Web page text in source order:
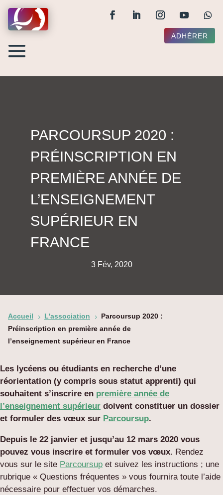
ADHÉRER
PARCOURSUP 2020 :
PRÉINSCRIPTION EN
PREMIÈRE ANNÉE DE
L’ENSEIGNEMENT
SUPÉRIEUR EN
FRANCE
3 Fév, 2020
Accueil 5 L'association 5
Parcoursup 2020 :
Préinscription en première année de
l’enseignement supérieur en France
Les lycéens ou étudiants en recherche d’une
réorientation (y compris sous statut apprenti) qui
souhaitent s’inscrire en première année de
l’enseignement supérieur doivent constituer un dossier
et formuler des vœux sur Parcoursup.
Depuis le 22 janvier et jusqu’au 12 mars 2020 vous
pouvez vous inscrire et formuler vos vœux. Rendez
vous sur le site Parcoursup et suivez les instructions ; une
rubrique « Questions fréquentes » vous fournira toute l’aide
nécessaire pour effectuer vos démarches.